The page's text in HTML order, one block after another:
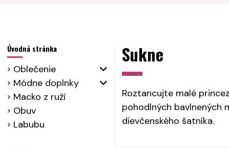
Sukne
Roztancujte malé
pohodlných bavlnených
dievčenského šatníka.
Úvodná stránka
Oblečenie
Módne doplnky
Macko z ruží
Obuv
Labubu